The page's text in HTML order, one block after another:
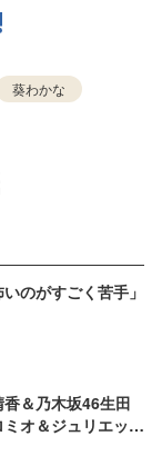
葵わかな
のがすごく苦手」
＆乃木坂46生田
オ＆ジュリエット